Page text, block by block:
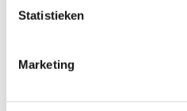
Statistieken
Marketing
Wat is er te koop?